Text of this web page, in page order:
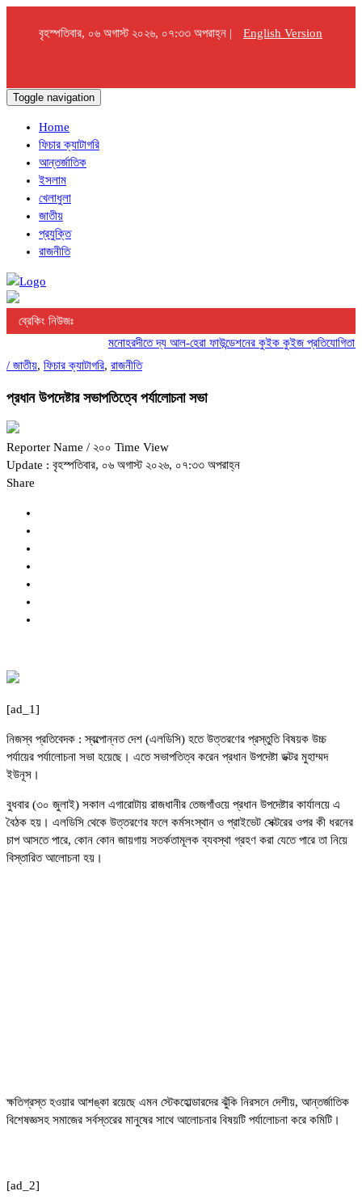
বৃহস্পতিবার, ০৬ অগাস্ট ২০২৬, ০৭:৩৩ অপরাহ্ন | English Version
Toggle navigation
Home
ফিচার ক্যাটাগরি
আন্তর্জাতিক
ইসলাম
খেলাধুলা
জাতীয়
প্রযুক্তি
রাজনীতি
ব্রেকিং নিউজঃ
মনোহরদীতে দ্য আল-হেরা ফাউন্ডেশনের কুইক কুইজ প্রতিযোগিতা
/ জাতীয়, ফিচার ক্যাটাগরি, রাজনীতি
প্রধান উপদেষ্টার সভাপতিত্বে পর্যালোচনা সভা
Reporter Name / ২০০ Time View
Update : বৃহস্পতিবার, ০৬ অগাস্ট ২০২৬, ০৭:৩৩ অপরাহ্ন
Share
[ad_1]
নিজস্ব প্রতিবেদক : স্বল্পোন্নত দেশ (এলডিসি) হতে উত্তরণের প্রস্তুতি বিষয়ক উচ্চ
পর্যায়ের পর্যালোচনা সভা হয়েছে। এতে সভাপতিত্ব করেন প্রধান উপদেষ্টা ডক্টর মুহাম্মদ
ইউনূস।
বুধবার (৩০ জুলাই) সকাল এগারোটায় রাজধানীর তেজগাঁওয়ে প্রধান উপদেষ্টার কার্যালয়ে এ
বৈঠক হয়। এলডিসি থেকে উত্তরণের ফলে কর্মসংস্থান ও প্রাইভেট সেক্টরের ওপর কী ধরনের
চাপ আসতে পারে, কোন কোন জায়গায় সতর্কতামূলক ব্যবস্থা গ্রহণ করা যেতে পারে তা নিয়ে
বিস্তারিত আলোচনা হয়।
ক্ষতিগ্রস্ত হওয়ার আশঙ্কা রয়েছে এমন স্টেকহোল্ডারদের ঝুঁকি নিরসনে দেশীয়, আন্তর্জাতিক
বিশেষজ্ঞসহ সমাজের সর্বস্তরের মানুষের সাথে আলোচনার বিষয়টি পর্যালোচনা করে কমিটি।
[ad_2]